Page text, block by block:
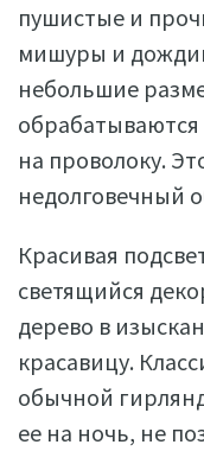
пушистые и
мишуры и
небольшие
на проволоку.
недолговечный
Красивая
светящийся
дерево в
красавицу.
обычной
ее на ночь, не